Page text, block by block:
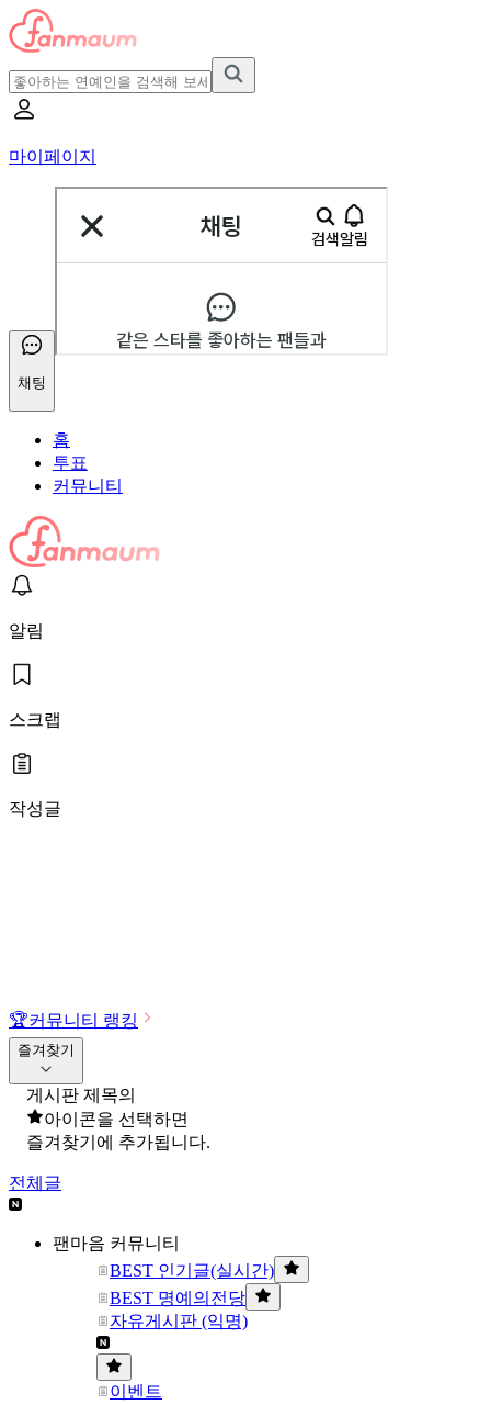
마이페이지
채팅
홈
투표
커뮤니티
알림
스크랩
작성글
🏆커뮤니티 랭킹
즐겨찾기
게시판 제목의
아이콘을 선택하면
즐겨찾기에 추가됩니다.
전체글
팬마음 커뮤니티
BEST 인기글(실시간)
BEST 명예의전당
자유게시판 (익명)
이벤트